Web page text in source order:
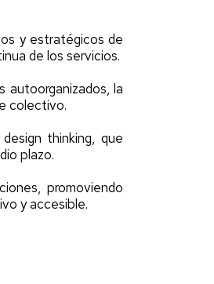
y estratégicos de
de los servicios.
autoorganizados, la
colectivo.
thinking, que
plazo.
promoviendo
y accesible.